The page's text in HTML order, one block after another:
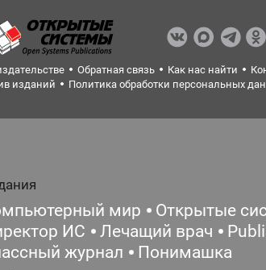
Обратная связь Как нас найти
изданий
Политика обработки персональных
мир
Открытые
ИС
Лечащий врач
журнал
Понимашка